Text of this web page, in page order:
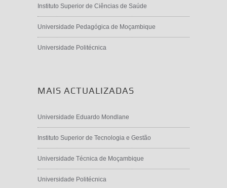
Instituto Superior de Ciências de Saúde
Universidade Pedagógica de Moçambique
Universidade Politécnica
MAIS ACTUALIZADAS
Universidade Eduardo Mondlane
Instituto Superior de Tecnologia e Gestão
Universidade Técnica de Moçambique
Universidade Politécnica